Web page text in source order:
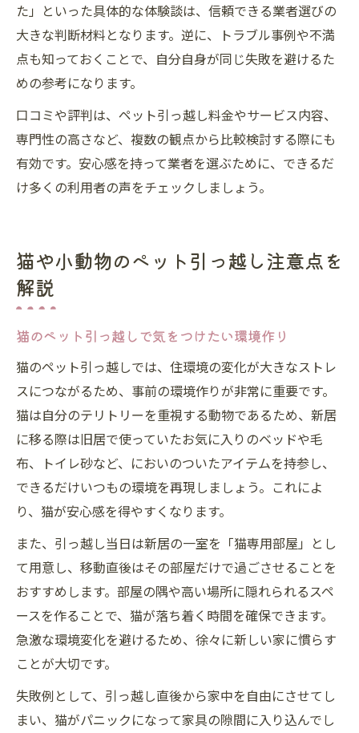
た」といった具体的な体験談は、信頼できる業者選びの
大きな判断材料となります。逆に、トラブル事例や不満
点も知っておくことで、自分自身が同じ失敗を避けるた
めの参考になります。
口コミや評判は、ペット引っ越し料金やサービス内容、
専門性の高さなど、複数の観点から比較検討する際にも
有効です。安心感を持って業者を選ぶために、できるだ
け多くの利用者の声をチェックしましょう。
猫や小動物のペット引っ越し注意点を
解説
猫のペット引っ越しで気をつけたい環境作り
猫のペット引っ越しでは、住環境の変化が大きなストレ
スにつながるため、事前の環境作りが非常に重要です。
猫は自分のテリトリーを重視する動物であるため、新居
に移る際は旧居で使っていたお気に入りのベッドや毛
布、トイレ砂など、においのついたアイテムを持参し、
できるだけいつもの環境を再現しましょう。これによ
り、猫が安心感を得やすくなります。
また、引っ越し当日は新居の一室を「猫専用部屋」とし
て用意し、移動直後はその部屋だけで過ごさせることを
おすすめします。部屋の隅や高い場所に隠れられるスペ
ースを作ることで、猫が落ち着く時間を確保できます。
急激な環境変化を避けるため、徐々に新しい家に慣らす
ことが大切です。
失敗例として、引っ越し直後から家中を自由にさせてし
まい、猫がパニックになって家具の隙間に入り込んでし